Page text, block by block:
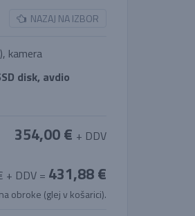
NAZAJ NA IZBOR
kamera
disk, avdio
354,00 € + DDV
+ DDV = 431,88 €
obroke (glej v košarici).